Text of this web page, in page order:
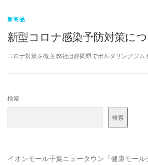
新商品
新型コロナ感染予防対策に
コロナ対策を徹底 弊社は静岡県でボルダリングジム
検索
検索
イオンモール千葉ニュータウン「健康モール